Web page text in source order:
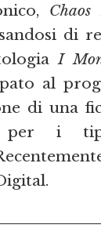
di
I
al
di una
per i